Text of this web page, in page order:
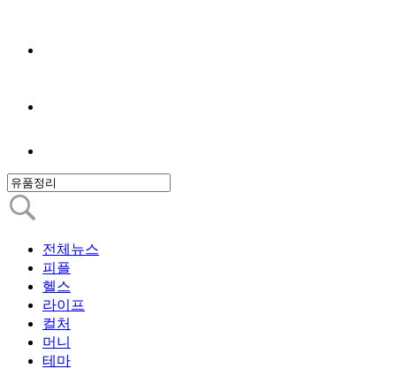
전체뉴스
피플
헬스
라이프
컬처
머니
테마